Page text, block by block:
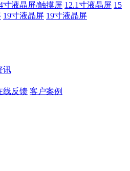
寸液晶屏/触摸屏 12.1寸液晶屏 15
19寸液晶屏 19寸液晶屏
讯
线反馈 客户案例